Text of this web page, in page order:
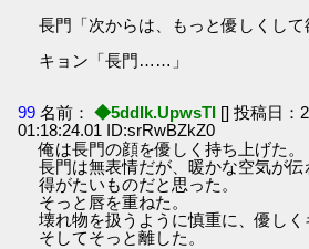
長門「次からは、もっと優しくして
キョン「長門……」
99 名前： ◆5ddIk.UpwsTI [] 投稿日：
01:18:24.01 ID:srRwBZkZ0
俺は長門の顔を優しく持ち上げた。
長門は無表情だが、暖かな空気が伝
得がたいものだと思った。
そっと唇を重ねた。
壊れ物を扱うように慎重に、優しく
そしてそっと離した。